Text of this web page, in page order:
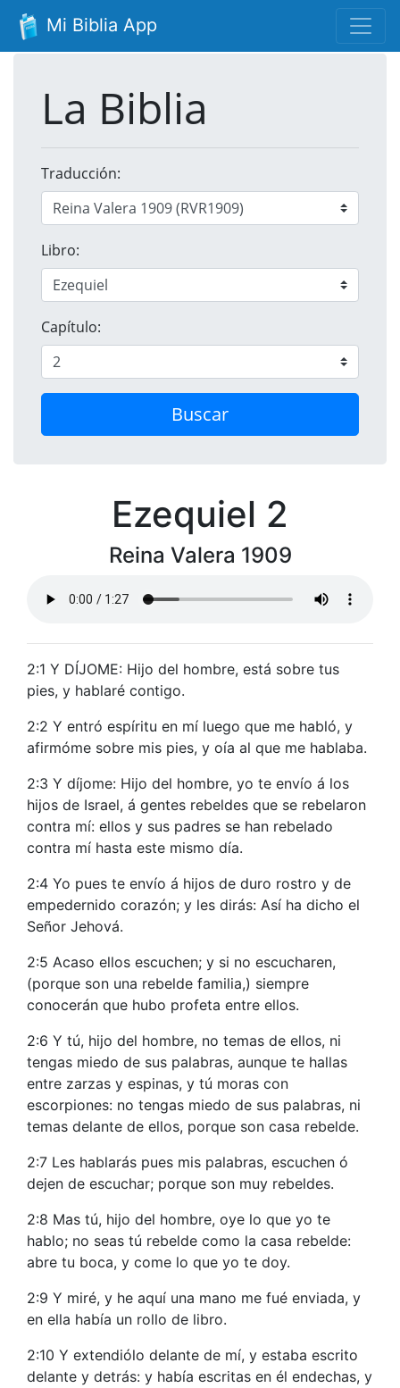
Mi Biblia App
La Biblia
Traducción:
Libro:
Capítulo:
Buscar
Ezequiel 2
Reina Valera 1909
2:1 Y DÍJOME: Hijo del hombre, está sobre tus
pies, y hablaré contigo.
2:2 Y entró espíritu en mí luego que me habló, y
afirmóme sobre mis pies, y oía al que me hablaba.
2:3 Y díjome: Hijo del hombre, yo te envío á los
hijos de Israel, á gentes rebeldes que se rebelaron
contra mí: ellos y sus padres se han rebelado
contra mí hasta este mismo día.
2:4 Yo pues te envío á hijos de duro rostro y de
empedernido corazón; y les dirás: Así ha dicho el
Señor Jehová.
2:5 Acaso ellos escuchen; y si no escucharen,
(porque son una rebelde familia,) siempre
conocerán que hubo profeta entre ellos.
2:6 Y tú, hijo del hombre, no temas de ellos, ni
tengas miedo de sus palabras, aunque te hallas
entre zarzas y espinas, y tú moras con
escorpiones: no tengas miedo de sus palabras, ni
temas delante de ellos, porque son casa rebelde.
2:7 Les hablarás pues mis palabras, escuchen ó
dejen de escuchar; porque son muy rebeldes.
2:8 Mas tú, hijo del hombre, oye lo que yo te
hablo; no seas tú rebelde como la casa rebelde:
abre tu boca, y come lo que yo te doy.
2:9 Y miré, y he aquí una mano me fué enviada, y
en ella había un rollo de libro.
2:10 Y extendiólo delante de mí, y estaba escrito
delante y detrás: y había escritas en él endechas, y